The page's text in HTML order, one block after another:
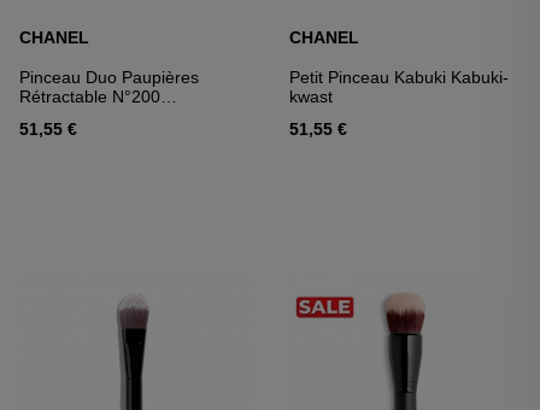
CHANEL
Pinceau Duo Paupières
Rétractable N°200
Aanbrengen En Blenden
51,55 €
CHANEL
Petit Pinceau Kabuki Kabuki-
kwast
51,55 €